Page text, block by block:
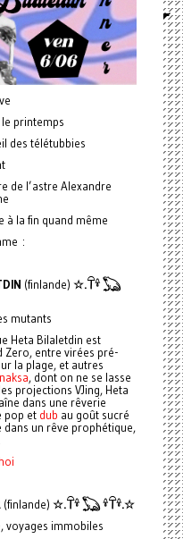
printemps
des télétubbies
de l’astre Alexandre
à la fin quand même
:
(finlande) ☆.𓋼𓍊 𓆏
mutants
Heta Bilaletdin est
Zero, entre virées pré-
la plage, et autres
, dont on ne se lasse
projections VJing, Heta
dans une rêverie
pop et dub au goût sucré
dans un rêve prophétique,
(finlande) ☆.𓋼𓍊 𓆏 𓍊𓋼𓍊.☆
voyages immobiles